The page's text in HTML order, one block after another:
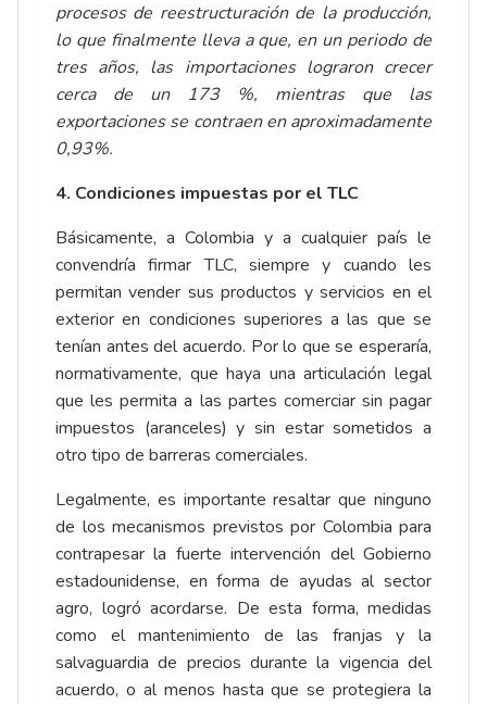
procesos de reestructuración de la producción,
lo que finalmente lleva a que, en un periodo de
tres años, las importaciones lograron crecer
cerca de un 173 %, mientras que las
exportaciones se contraen en aproximadamente
0,93%.
4. Condiciones impuestas por el TLC
Básicamente, a Colombia y a cualquier país le
convendría firmar TLC, siempre y cuando les
permitan vender sus productos y servicios en el
exterior en condiciones superiores a las que se
tenían antes del acuerdo. Por lo que se esperaría,
normativamente, que haya una articulación legal
que les permita a las partes comerciar sin pagar
impuestos (aranceles) y sin estar sometidos a
otro tipo de barreras comerciales.
Legalmente, es importante resaltar que ninguno
de los mecanismos previstos por Colombia para
contrapesar la fuerte intervención del Gobierno
estadounidense, en forma de ayudas al sector
agro, logró acordarse. De esta forma, medidas
como el mantenimiento de las franjas y la
salvaguardia de precios durante la vigencia del
acuerdo, o al menos hasta que se protegiera la